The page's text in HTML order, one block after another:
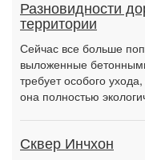
Разновидности
территории
Сейчас все больше
выложенные
требует особого
она полностью
Сквер Инчхон